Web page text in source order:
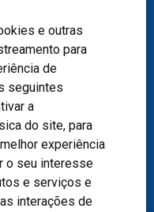
e outras
para
de
seguintes
a
do site, para
experiência
o seu interesse
e serviços e
interações de
- Teresópolis, Porto Alegre -